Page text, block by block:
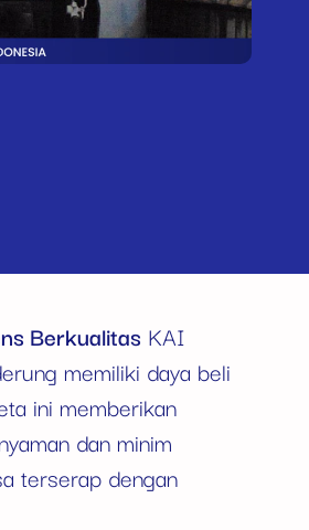
Berkualitas KAI
memiliki daya beli
ini memberikan
dan minim
terserap dengan